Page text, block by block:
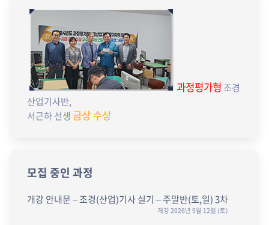
과정평가형조경
산업기사반,
서근하 선생 금상 수상
모집 중인 과정
개강 안내문 – 조경(산업)기사 실기 – 주말반(토,일) 3차
개강 2026년 9월 12일 (토)